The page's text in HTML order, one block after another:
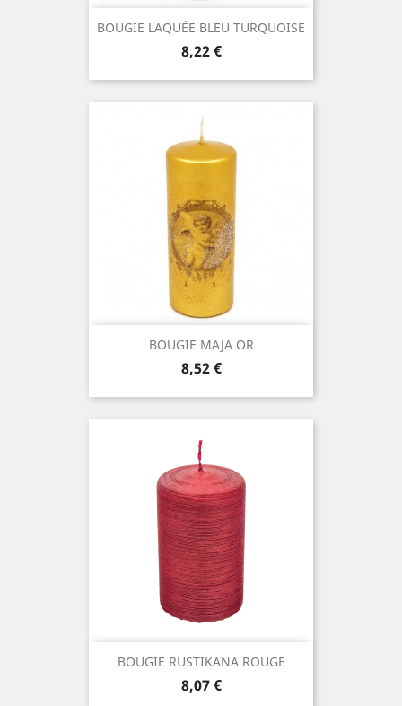
BOUGIE LAQUÉE BLEU TURQUOISE
Prix
8,22 €
BOUGIE MAJA OR
Prix
8,52 €
BOUGIE RUSTIKANA ROUGE
Prix
8,07 €